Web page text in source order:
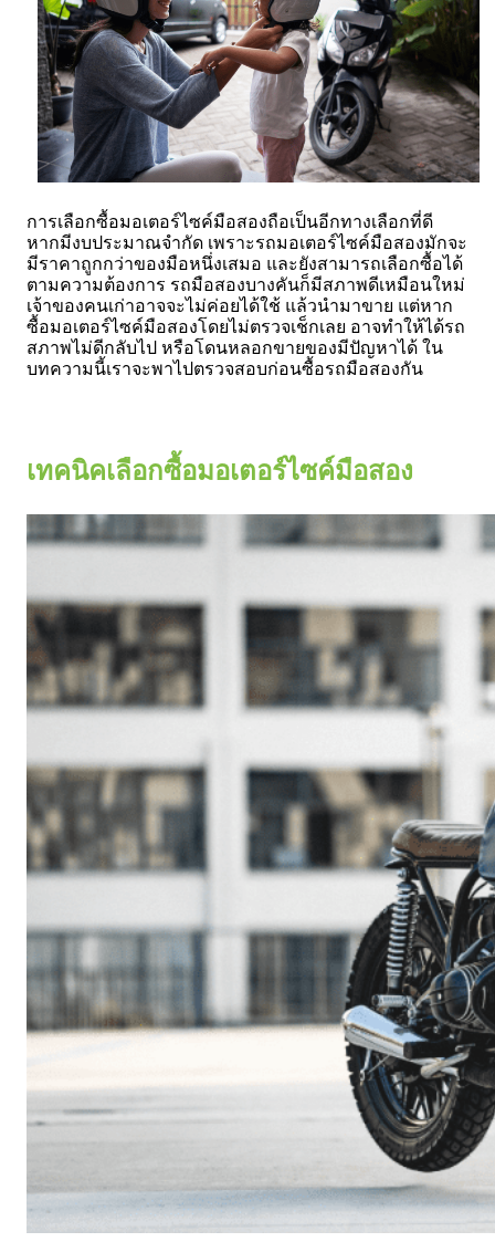
การเลือกซื้อมอเตอร์ไซค์มือสองถือเป็นอีกทางเลือกที่ดี
หากมีงบประมาณจำกัด เพราะรถมอเตอร์ไซค์มือสองมักจะ
มีราคาถูกกว่าของมือหนึ่งเสมอ และยังสามารถเลือกซื้อได้
ตามความต้องการ รถมือสองบางคันก็มีสภาพดีเหมือนใหม่
เจ้าของคนเก่าอาจจะไม่ค่อยได้ใช้ แล้วนำมาขาย แต่หาก
ซื้อมอเตอร์ไซค์มือสองโดยไม่ตรวจเช็กเลย อาจทำให้ได้รถ
สภาพไม่ดีกลับไป หรือโดนหลอกขายของมีปัญหาได้ ใน
บทความนี้เราจะพาไปตรวจสอบก่อนซื้อรถมือสองกัน
เทคนิคเลือกซื้อมอเตอร์ไซค์มือสอง